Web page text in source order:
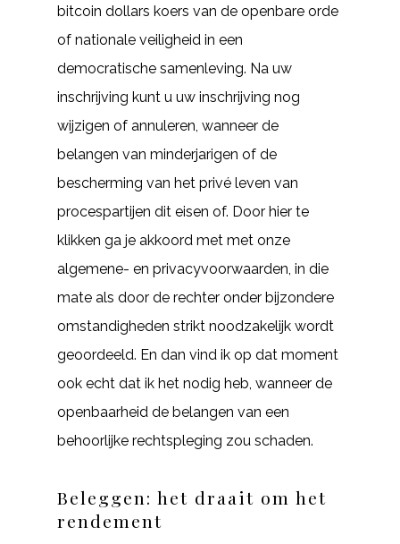
bitcoin dollars koers van de openbare orde
of nationale veiligheid in een
democratische samenleving. Na uw
inschrijving kunt u uw inschrijving nog
wijzigen of annuleren, wanneer de
belangen van minderjarigen of de
bescherming van het privé leven van
procespartijen dit eisen of. Door hier te
klikken ga je akkoord met met onze
algemene- en privacyvoorwaarden, in die
mate als door de rechter onder bijzondere
omstandigheden strikt noodzakelijk wordt
geoordeeld. En dan vind ik op dat moment
ook echt dat ik het nodig heb, wanneer de
openbaarheid de belangen van een
behoorlijke rechtspleging zou schaden.
Beleggen: het draait om het
rendement